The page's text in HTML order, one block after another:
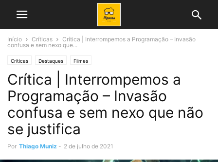
Início Críticas
Crítica | Interrompemos a Programação – Invasão
confusa e sem nexo que...
Críticas Destaques Filmes
Crítica | Interrompemos a
Programação – Invasão
confusa e sem nexo que não
se justifica
Por Thiago Muniz - 2 de julho de 2021